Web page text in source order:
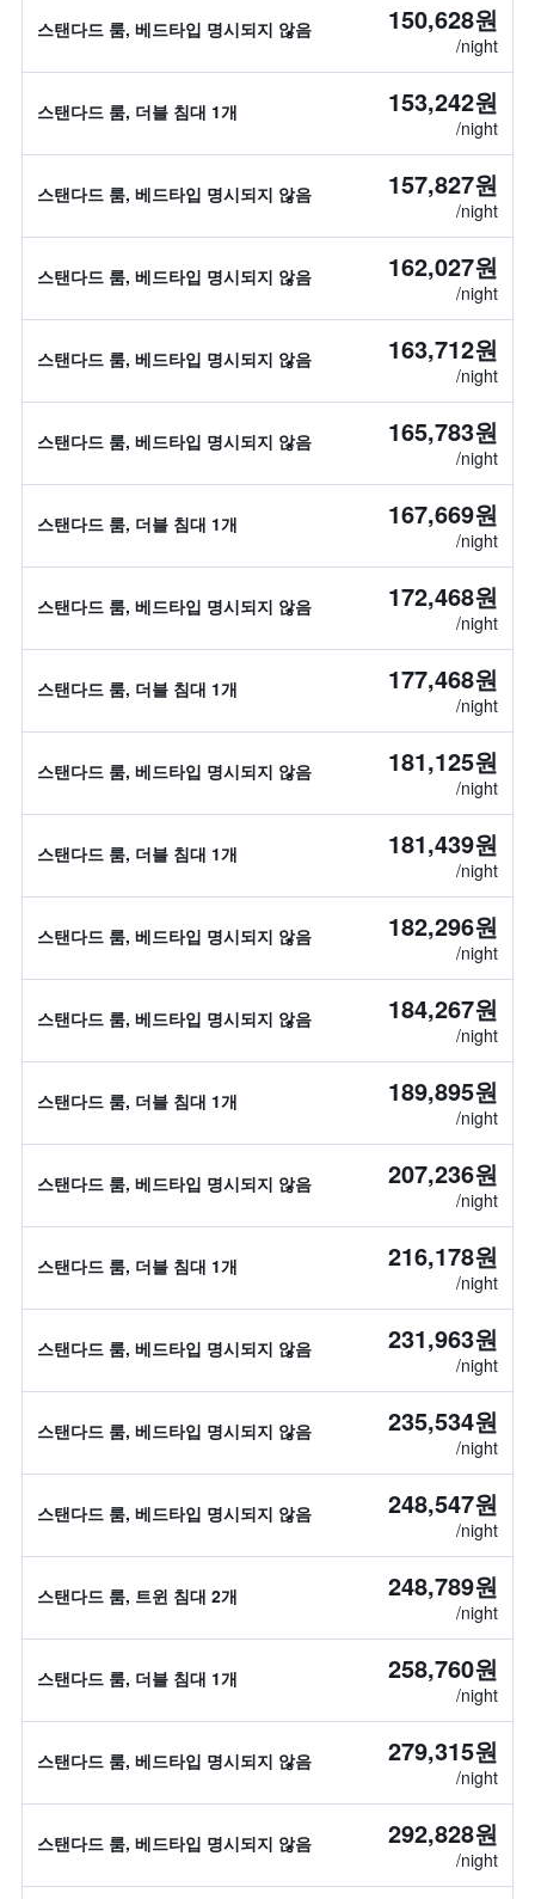
스탠다드 룸, 베드타입 명시되지 않음 150,628원
/night
스탠다드 룸, 더블 침대 1개 153,242원
/night
스탠다드 룸, 베드타입 명시되지 않음 157,827원
/night
스탠다드 룸, 베드타입 명시되지 않음 162,027원
/night
스탠다드 룸, 베드타입 명시되지 않음 163,712원
/night
스탠다드 룸, 베드타입 명시되지 않음 165,783원
/night
스탠다드 룸, 더블 침대 1개 167,669원
/night
스탠다드 룸, 베드타입 명시되지 않음 172,468원
/night
스탠다드 룸, 더블 침대 1개 177,468원
/night
스탠다드 룸, 베드타입 명시되지 않음 181,125원
/night
스탠다드 룸, 더블 침대 1개 181,439원
/night
스탠다드 룸, 베드타입 명시되지 않음 182,296원
/night
스탠다드 룸, 베드타입 명시되지 않음 184,267원
/night
스탠다드 룸, 더블 침대 1개 189,895원
/night
스탠다드 룸, 베드타입 명시되지 않음 207,236원
/night
스탠다드 룸, 더블 침대 1개 216,178원
/night
스탠다드 룸, 베드타입 명시되지 않음 231,963원
/night
스탠다드 룸, 베드타입 명시되지 않음 235,534원
/night
스탠다드 룸, 베드타입 명시되지 않음 248,547원
/night
스탠다드 룸, 트윈 침대 2개 248,789원
/night
스탠다드 룸, 더블 침대 1개 258,760원
/night
스탠다드 룸, 베드타입 명시되지 않음 279,315원
/night
스탠다드 룸, 베드타입 명시되지 않음 292,828원
/night